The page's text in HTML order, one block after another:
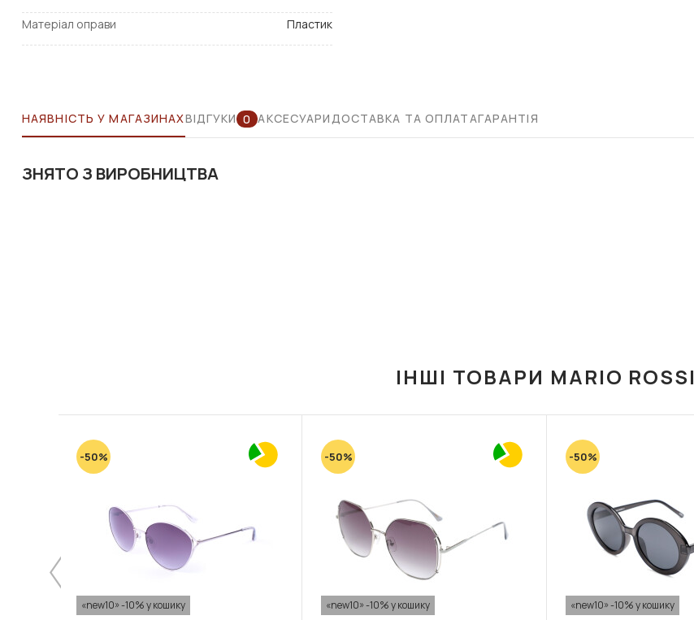
Матеріал оправи Пластик
НАЯВНІСТЬ У МАГАЗИНАХВІДГУКИ 0 АКСЕСУАРИДОСТАВКА ТА ОПЛАТАГАРАНТІЯ
ЗНЯТО З ВИРОБНИЦТВА
ІНШІ ТОВАРИ MARIO ROSSI
-50%
«new10» -10% у кошику
-50%
«new10» -10% у кошику
-50%
«new10» -10% у кошику